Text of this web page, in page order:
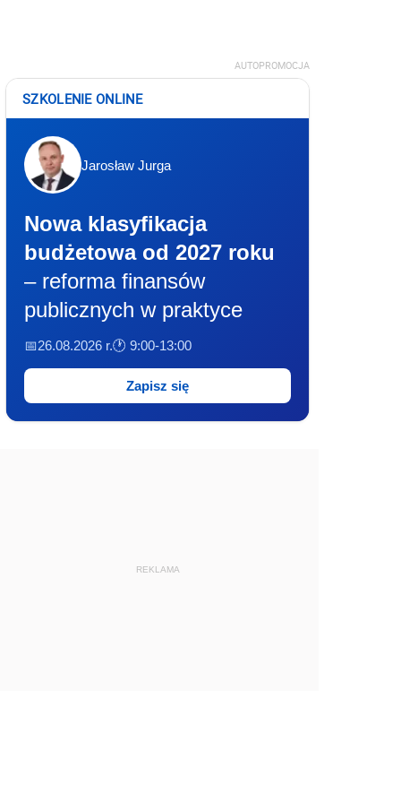
AUTOPROMOCJA
SZKOLENIE ONLINE
Jarosław Jurga
Nowa klasyfikacja
budżetowa od 2027 roku
– reforma finansów
publicznych w praktyce
📅26.08.2026 r.🕐 9:00-13:00
Zapisz się
REKLAMA